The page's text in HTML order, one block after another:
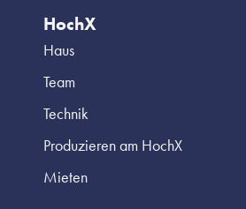
HochX
Haus
Team
Technik
Produzieren am HochX
Mieten